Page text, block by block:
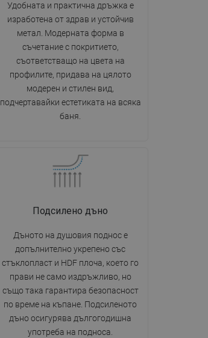
Удобната и практична дръжка е
изработена от здрав и устойчив
метал. Модерната форма в
съчетание с покритието,
съответстващо на цвета на
профилите, придава на цялото
модерен и стилен вид,
подчертавайки естетиката на всяка
баня.
Подсилено дъно
Дъното на душовия поднос е
допълнително укрепено със
стъклопласт и HDF плоча, което го
прави не само издръжливо, но
също така гарантира безопасност
по време на къпане. Подсиленото
дъно осигурява дългогодишна
употреба на подноса.
DANISH
SWEDISH
FINNISH
PORTUGUESE
GREEK